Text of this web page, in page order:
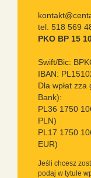
tel. 518 569
PKO BP 15
Swift/Bic:
IBAN:
Dla wpłat zza
Bank):
PL36 1750
PLN)
PL17 1750
EUR)
Jeśli chcesz
podaj w tytule